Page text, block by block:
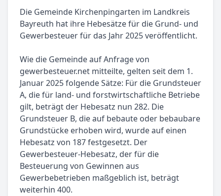
Die Gemeinde Kirchenpingarten im Landkreis
Bayreuth hat ihre Hebesätze für die Grund- und
Gewerbesteuer für das Jahr 2025 veröffentlicht.
Wie die Gemeinde auf Anfrage von
gewerbesteuer.net mitteilte, gelten seit dem 1.
Januar 2025 folgende Sätze: Für die Grundsteuer
A, die für land- und forstwirtschaftliche Betriebe
gilt, beträgt der Hebesatz nun 282. Die
Grundsteuer B, die auf bebaute oder bebaubare
Grundstücke erhoben wird, wurde auf einen
Hebesatz von 187 festgesetzt. Der
Gewerbesteuer-Hebesatz, der für die
Besteuerung von Gewinnen aus
Gewerbebetrieben maßgeblich ist, beträgt
weiterhin 400.